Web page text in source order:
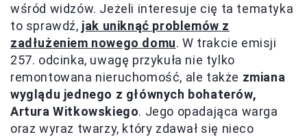
wśród widzów. Jeżeli interesuje cię ta tematyka
to sprawdź, jak uniknąć problemów z
zadłużeniem nowego domu. W trakcie emisji
257. odcinka, uwagę przykuła nie tylko
remontowana nieruchomość, ale także zmiana
wyglądu jednego z głównych bohaterów,
Artura Witkowskiego. Jego opadająca warga
oraz wyraz twarzy, który zdawał się nieco